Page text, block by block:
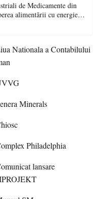
de Medicamente din
alimentării cu energie
va pune în pericol